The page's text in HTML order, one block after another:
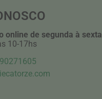
online de segunda à sexta
10-17hs